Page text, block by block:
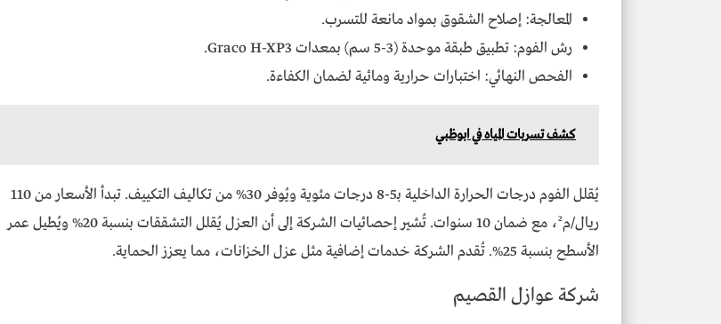
المعالجة: إصلاح الشقوق بمواد مانعة للتسرب.
رش الفوم: تطبيق طبقة موحدة (3-5 سم) بمعدات Graco H-XP3.
الفحص النهائي: اختبارات حرارية ومائية لضمان الكفاءة.
كشف تسربات المياه في ابوظبي
يُقلل الفوم درجات الحرارة الداخلية بـ5-8 درجات مئوية ويُوفر 30% من تكاليف التكييف. تبدأ الأسعار من 110
ريال/م²، مع ضمان 10 سنوات. تُشير إحصائيات الشركة إلى أن العزل يُقلل التشققات بنسبة 20% ويُطيل عمر
الأسطح بنسبة 25%. تُقدم الشركة خدمات إضافية مثل عزل الخزانات، مما يعزز الحماية.
شركة عوازل القصيم